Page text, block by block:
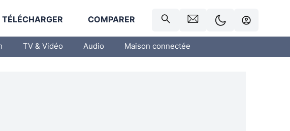
TÉLÉCHARGER COMPARER
TV & Vidéo Audio Maison connectée